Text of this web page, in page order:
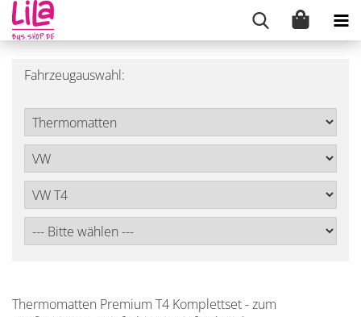
Fahrzeugauswahl:
Thermomatten Premium T4 Komplettset - zum